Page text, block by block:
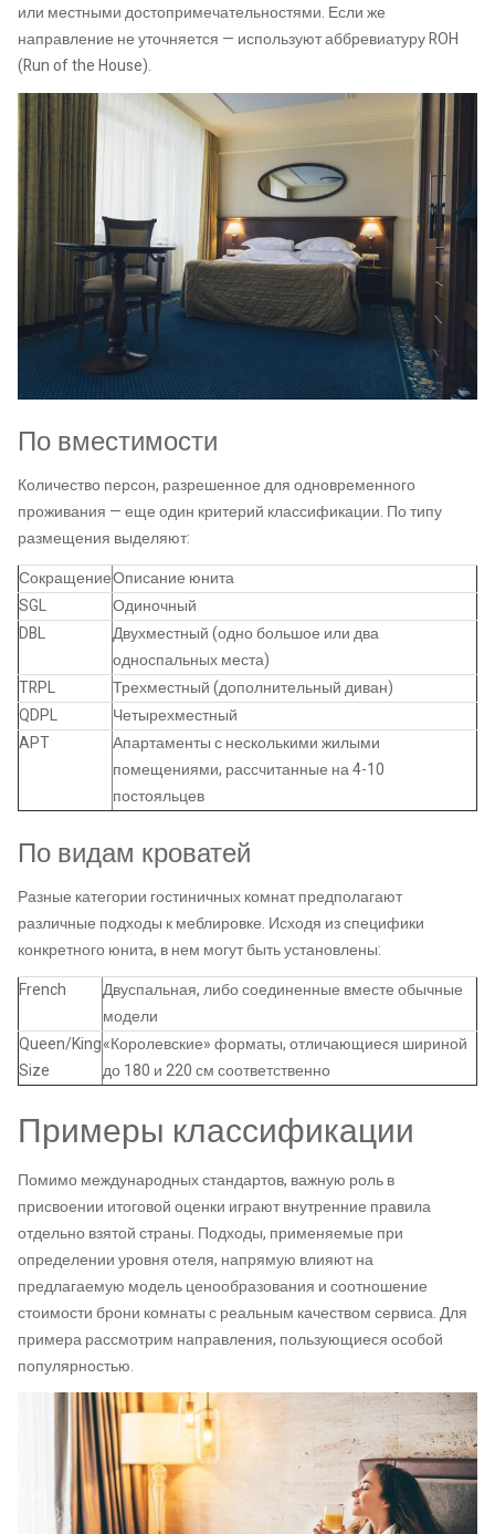
или местными достопримечательностями. Если же
направление не уточняется — используют аббревиатуру ROH
(Run of the House).
По вместимости
Количество персон, разрешенное для одновременного
проживания — еще один критерий классификации. По типу
размещения выделяют:
СокращениеОписание юнита
SGL
Одиночный
DBL
Двухместный (одно большое или два
односпальных места)
TRPL
Трехместный (дополнительный диван)
QDPL
Четырехместный
APT
Апартаменты с несколькими жилыми
помещениями, рассчитанные на 4-10
постояльцев
По видам кроватей
Разные категории гостиничных комнат предполагают
различные подходы к меблировке. Исходя из специфики
конкретного юнита, в нем могут быть установлены:
French
Двуспальная, либо соединенные вместе обычные
модели
Queen/King
Size
«Королевские» форматы, отличающиеся шириной
до 180 и 220 см соответственно
Примеры классификации
Помимо международных стандартов, важную роль в
присвоении итоговой оценки играют внутренние правила
отдельно взятой страны. Подходы, применяемые при
определении уровня отеля, напрямую влияют на
предлагаемую модель ценообразования и соотношение
стоимости брони комнаты с реальным качеством сервиса. Для
примера рассмотрим направления, пользующиеся особой
популярностью.